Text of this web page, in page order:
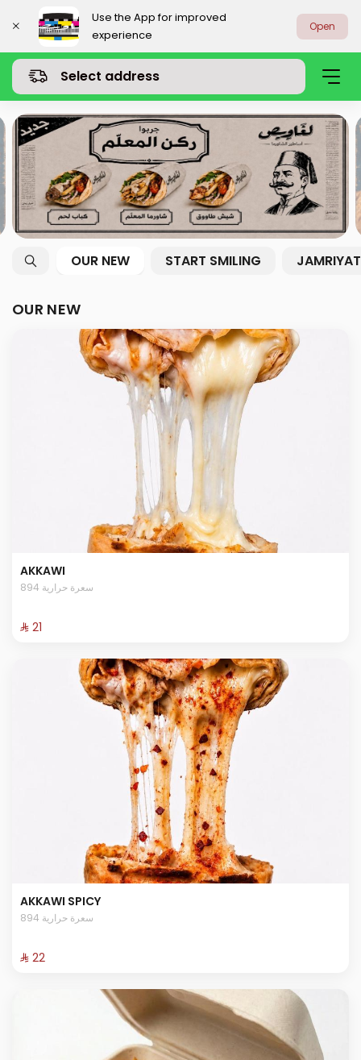
Use the App for improved
experience
Open
Select address
OUR NEW START SMILING JAMRIYAT
OUR NEW
AKKAWI
894 سعرة حرارية
⁨⁦‪‬ 21⁩
AKKAWI SPICY
894 سعرة حرارية
⁨⁦‪‬ 22⁩